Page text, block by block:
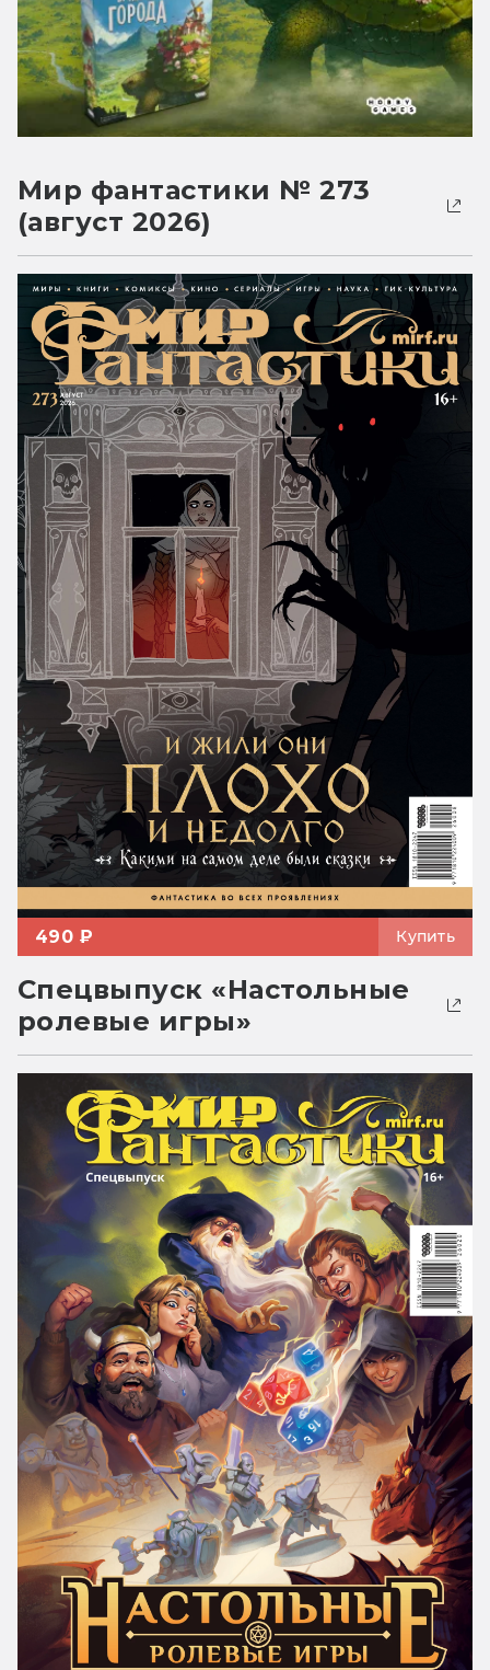
Мир фантастики № 273
(август 2026)
490 ₽ Купить
Спецвыпуск «Настольные
ролевые игры»